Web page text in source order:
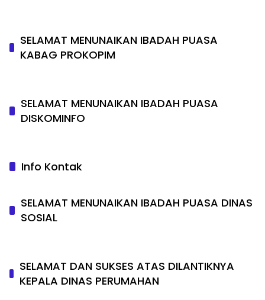
SELAMAT MENUNAIKAN IBADAH PUASA
KABAG PROKOPIM
SELAMAT MENUNAIKAN IBADAH PUASA
DISKOMINFO
Info Kontak
SELAMAT MENUNAIKAN IBADAH PUASA DINAS
SOSIAL
SELAMAT DAN SUKSES ATAS DILANTIKNYA
KEPALA DINAS PERUMAHAN